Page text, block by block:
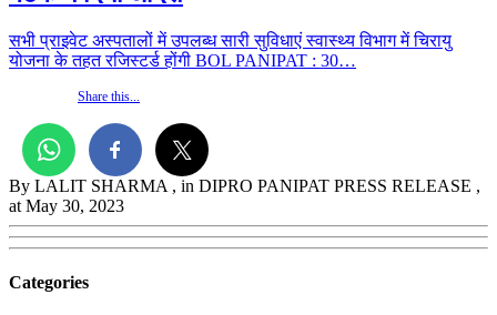
सभी प्राइवेट अस्पतालों में उपलब्ध सारी सुविधाएं स्वास्थ्य विभाग में चिरायु
योजना के तहत रजिस्टर्ड होंगी BOL PANIPAT : 30…
Share this...
By LALIT SHARMA , in DIPRO PANIPAT PRESS RELEASE ,
at May 30, 2023
Categories